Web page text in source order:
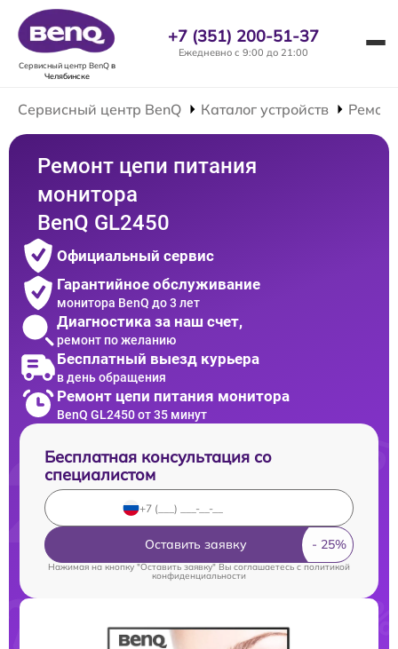
Сервисный центр BenQв
Челябинске
+7 (351) 200-51-37
Ежедневно с 9:00 до 21:00
Сервисный центр BenQ Каталог устройств
Ремонт цепи питания
монитора
BenQ GL2450
Официальный сервис
Гарантийное обслуживание
монитора BenQ до 3 лет
Диагностика за наш счет,
ремонт по желанию
Бесплатный выезд курьера
в день обращения
Ремонт цепи питания монитора
BenQ GL2450 от 35 минут
Бесплатная консультация со
специалистом
Оставить заявку
Нажимая на кнопку "Оставить заявку" Вы соглашаетесь cполитикой
конфиденциальности